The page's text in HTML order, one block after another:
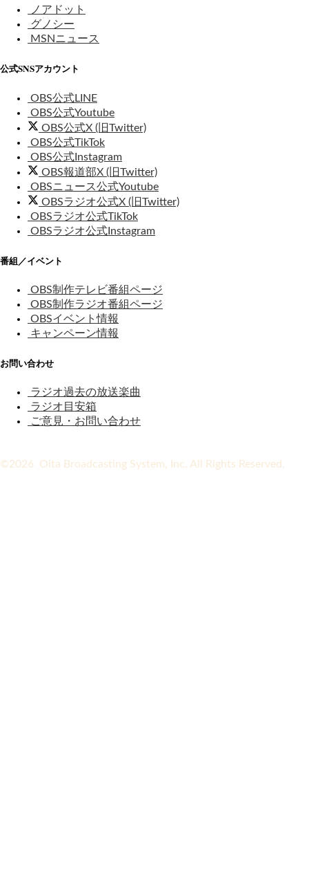
ノアドット
グノシー
MSNニュース
公式SNSアカウント
OBS公式LINE
OBS公式Youtube
OBS公式X (旧Twitter)
OBS公式TikTok
OBS公式Instagram
OBS報道部X (旧Twitter)
OBSニュース公式Youtube
OBSラジオ公式X (旧Twitter)
OBSラジオ公式TikTok
OBSラジオ公式Instagram
番組／イベント
OBS制作テレビ番組ページ
OBS制作ラジオ番組ページ
OBSイベント情報
キャンペーン情報
お問い合わせ
ラジオ過去の放送楽曲
ラジオ目安箱
ご意見・お問い合わせ
©2026 Oita Broadcasting System, Inc. All Rights Reserved.